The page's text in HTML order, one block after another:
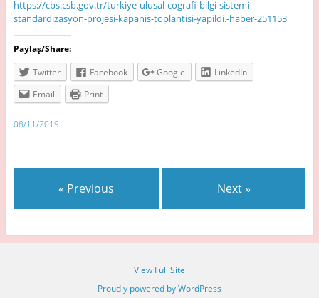
https://cbs.csb.gov.tr/turkiye-ulusal-cografi-bilgi-sistemi-
standardizasyon-projesi-kapanis-toplantisi-yapildi.-haber-251153
Paylaş/Share:
Twitter
Facebook Google
LinkedIn
Email
Print
08/11/2019
« Previous Next »
View Full Site
Proudly powered by WordPress